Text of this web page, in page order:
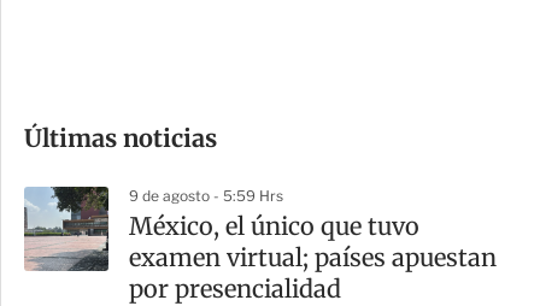
m
a
r
t
Últimas noticias
9 de agosto - 5:59 Hrs
México, el único que tuvo
examen virtual; países apuestan
por presencialidad